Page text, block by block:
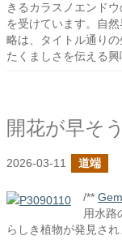
きるカラスノエンド
を受けています。自
略は、タイトル通り
たくましさを伝える興
2026-03-11 道端
/**
用水路
らしき植物が発見さ